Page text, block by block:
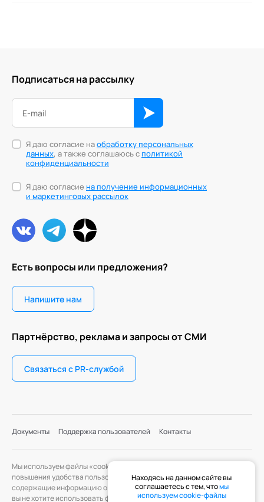
Есть вопросы или предложения?
Напишите нам
Партнёрство, реклама и запросы от СМИ
Связаться с PR-службой
Подписаться на рассылку
Я даю согласие наобработку персональных
данных, а также соглашаюсь сполитикой
конфиденциальности
Я даю согласие на получение информационных
и маркетинговых рассылок
Документы Поддержка пользователей Контакты
Мы используем файлы «cookie» с целью персонализации сервисов и
повышения удобства пользования веб-сайтом. «Cookie» — файлы,
содержащие информацию о предыдущих посещениях веб-сайта. Если
вы не хотите использовать файлы «cookie», измените настройки
Находясь на данном сайте вы
соглашаетесь с тем, чтомы
используем cookie-файлы